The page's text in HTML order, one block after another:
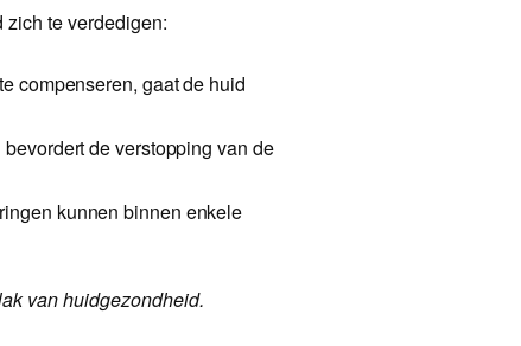
te verdedigen:
compenseren, gaat de huid
de verstopping van de
kunnen binnen enkele
van huidgezondheid.